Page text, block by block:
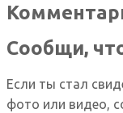
Сообщи,
Если ты стал
фото или видео,